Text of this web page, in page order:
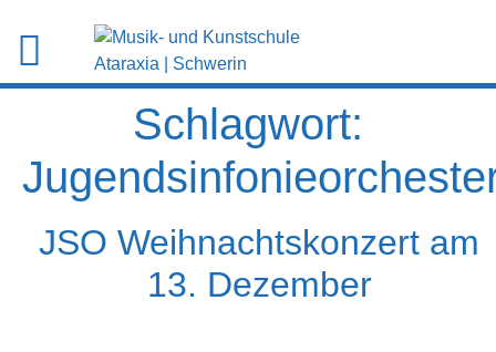
Schlagwort:
JSO Weihnachtskonzert am
13. Dezember